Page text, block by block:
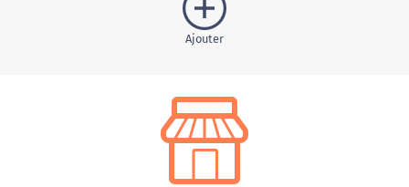
Ajouter